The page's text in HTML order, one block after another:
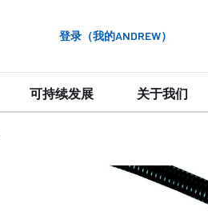
登录（我的ANDREW）
可持续发展 关于我们